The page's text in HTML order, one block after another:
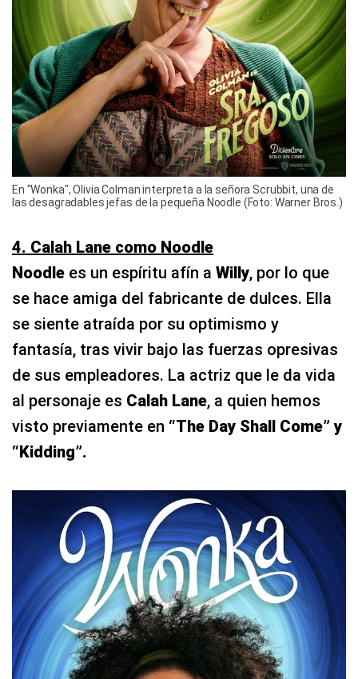
En "Wonka", Olivia Colman interpreta a la señora Scrubbit, una de
las desagradables jefas de la pequeña Noodle (Foto: Warner Bros.)
4. Calah Lane como Noodle
Noodle es un espíritu afín a Willy, por lo que
se hace amiga del fabricante de dulces. Ella
se siente atraída por su optimismo y
fantasía, tras vivir bajo las fuerzas opresivas
de sus empleadores. La actriz que le da vida
al personaje es Calah Lane, a quien hemos
visto previamente en “The Day Shall Come” y
“Kidding”.